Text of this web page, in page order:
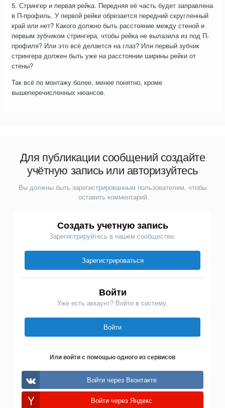
5. Стрингер и первая рейка. Передняя её часть будет заправлена
в П-профиль. У первой рейки обрезается передний скругленный
край или нет? Какого должно быть расстояние между стеной и
первым зубчиком стрингера, чтобы рейка не вылазила из под П-
профиля? Или это всё делается на глаз? Или первый зубчик
стрингера должен быть уже на расстоянии ширины рейки от
стены?
Так всё по монтажу более, менее понятно, кроме
вышеперечисленных нюансов.
Для публикации сообщений создайте
учётную запись или авторизуйтесь
Вы должны быть зарегистрированным пользователем, чтобы
оставить комментарий
Создать учетную запись
Зарегистрируйтесь в нашем сообществе.
Зарегистрироваться
Войти
Уже есть аккаунт? Войти в систему.
Войти
Или войти с помощью одного из сервисов
Войти через Вконтакте
Войти через Яндекс